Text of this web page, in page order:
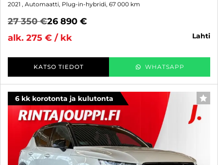
2021 , Automaatti, Plug-in-hybridi, 67 000 km
27 350 €26 890 €
alk. 275 € / kk
lahti
KATSO TIEDOT WHATSAPP
6 kk korotonta ja kulutonta